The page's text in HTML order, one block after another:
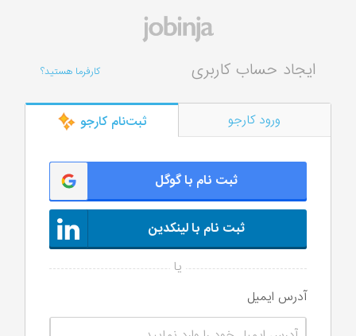
کارفرما هستید؟ ایجاد حساب کاربری
ورود کارجو ثبت‌‌نام کارجو
ثبت نام با گوگل
ثبت نام با لینکدین
آدرس ایمیل